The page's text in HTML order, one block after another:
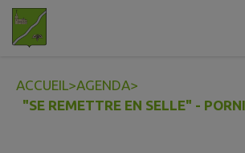
Contenu
ACCUEIL>AGENDA>
"SE REMETTRE EN SELLE" -